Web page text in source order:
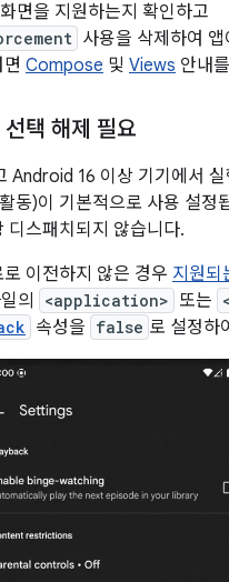
면을 지원하는지 확인하고
사용을 삭제하여
Compose 및 Views 안내
택 해제 필요
16 이상 기기에서
동)이 기본적으로 사용 설정
디스패치되지 않습니다.
이전하지 않은 경우 지원되
의 <application> 또는
속성을 false 로 설정하